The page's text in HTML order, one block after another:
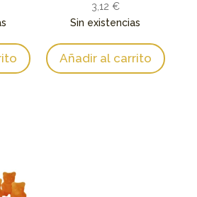
7,91 €
7,91 €
3,12 €
Sin existencias
Añadir al carrito